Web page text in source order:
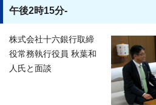
午後2時15分-
株式会社十六銀行取締
役常務執行役員 秋葉和
人氏と面談